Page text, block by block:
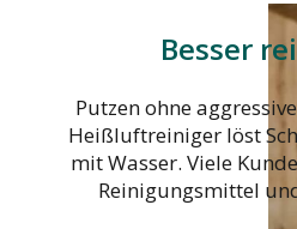
Besser
Putzen ohne
Heißluftreiniger löst
mit Wasser. Viele
Reinigungsmittel